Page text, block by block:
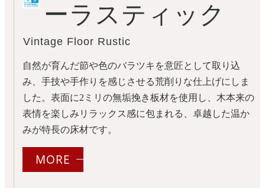
ーラスティック
Vintage Floor Rustic
自然が育んだ節や色のバラツキを意匠として取り込
み、手技や手作りを感じさせる荒削りな仕上げにしま
した。表面に2ミリの無垢挽き板材を使用し、木本来の
表情を楽しみリラックス感に包まれる、卓越した温か
みが特長の床材です。
MORE